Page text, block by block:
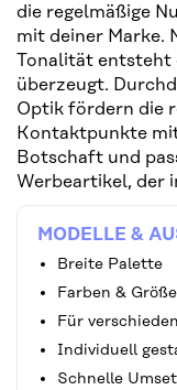
die regelmäßige
mit deiner Marke.
Tonalität entsteht
überzeugt.
Optik fördern die
Kontaktpunkte
Botschaft und
Werbeartikel, der
MODELLE &
Breite Palette
Farben &
Für
Individuell
Schnelle